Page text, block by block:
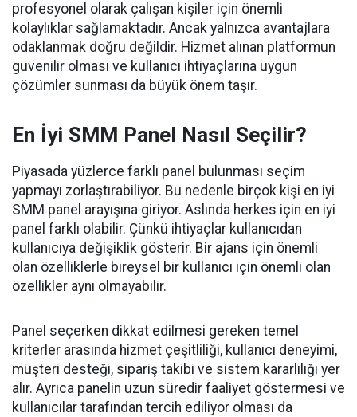
profesyonel olarak çalışan kişiler için önemli
kolaylıklar sağlamaktadır. Ancak yalnızca avantajlara
odaklanmak doğru değildir. Hizmet alınan platformun
güvenilir olması ve kullanıcı ihtiyaçlarına uygun
çözümler sunması da büyük önem taşır.
En İyi SMM Panel Nasıl Seçilir?
Piyasada yüzlerce farklı panel bulunması seçim
yapmayı zorlaştırabiliyor. Bu nedenle birçok kişi en iyi
SMM panel arayışına giriyor. Aslında herkes için en iyi
panel farklı olabilir. Çünkü ihtiyaçlar kullanıcıdan
kullanıcıya değişiklik gösterir. Bir ajans için önemli
olan özelliklerle bireysel bir kullanıcı için önemli olan
özellikler aynı olmayabilir.
Panel seçerken dikkat edilmesi gereken temel
kriterler arasında hizmet çeşitliliği, kullanıcı deneyimi,
müşteri desteği, sipariş takibi ve sistem kararlılığı yer
alır. Ayrıca panelin uzun süredir faaliyet göstermesi ve
kullanıcılar tarafından tercih ediliyor olması da